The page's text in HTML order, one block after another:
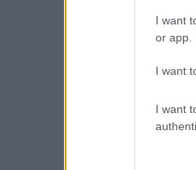
I want
or app.
I want
I want